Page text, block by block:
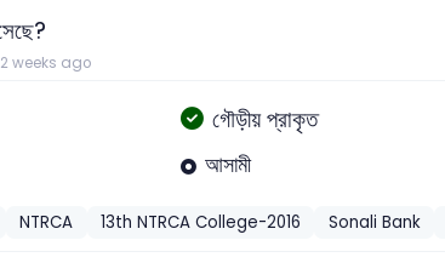
weeks ago
গৌড়ীয় প্রাকৃত
আসামী
NTRCA 13th NTRCA College-2016 Sonali Bank